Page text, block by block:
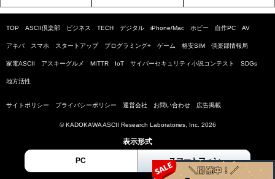
TOP ASCII倶楽部 ビジネス TECH デジタル iPhone/Mac ホビー 自作PC AV
アキバ スマホ スタートアップ プログラミング+ ゲーム 格安SIM 倶楽部情報局
家電ASCII アスキーグルメ MITTR IoT サイバーセキュリティ小説コンテスト SDGs
地方活性
サイトポリシー プライバシーポリシー 運営会社 お問い合わせ 広告掲載
© KADOKAWA ASCII Research Laboratories, Inc. 2026
表示形式
PC スマートフォン